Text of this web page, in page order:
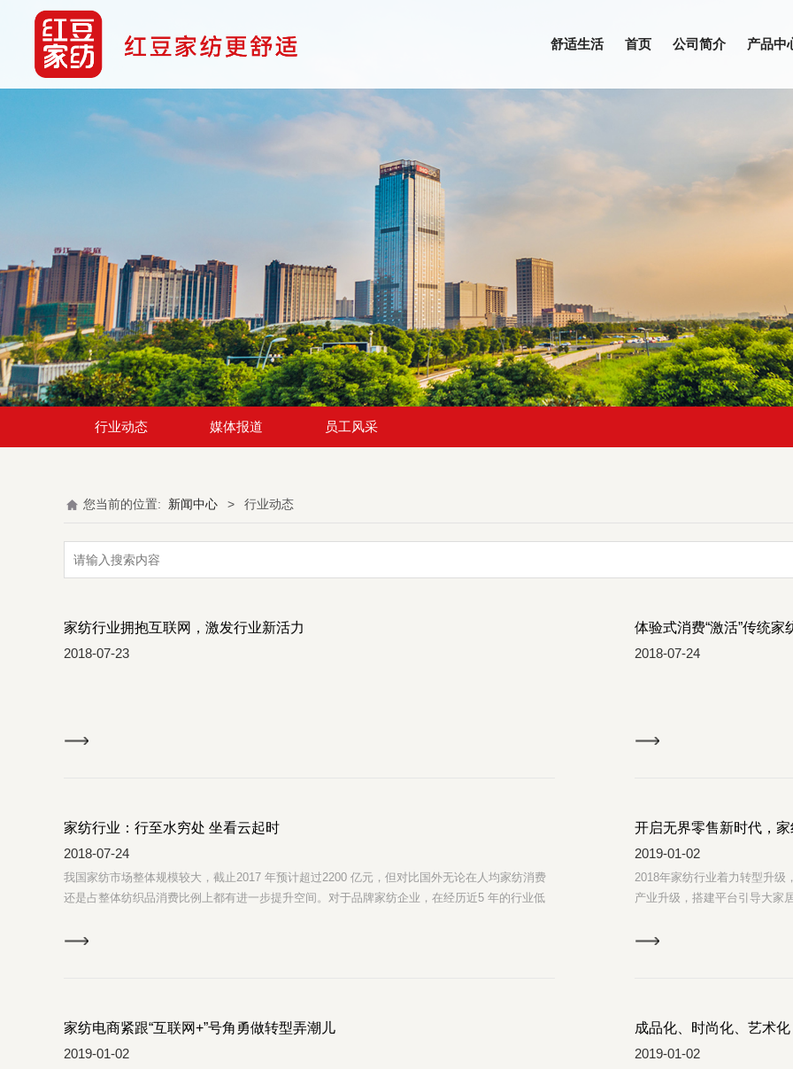
舒适生活 首页 公司简介 产品中
行业动态 媒体报道 员工风采
您当前的位置: 新闻中心 > 行业动态
家纺行业拥抱互联网，激发行业新活力
2018-07-23
体验式消费“激活”传统家
2018-07-24
家纺行业：行至水穷处 坐看云起时
2018-07-24
我国家纺市场整体规模较大，截止2017 年预计超过2200 亿元，但对比国外无论在人均家纺消费
还是占整体纺织品消费比例上都有进一步提升空间。对于品牌家纺企业，在经历近5 年的行业低
崛起及三四线消费升级有望带来家纺消费习惯蜕变，提升更换频次及高品质产品需求，同时当前
开启无界零售新时代，
2019-01-02
2018年家纺行业着力转型升级
产业升级，搭建平台引导大家
家纺电商紧跟“互联网+”号角勇做转型弄潮儿
2019-01-02
成品化、时尚化、艺术
2019-01-02